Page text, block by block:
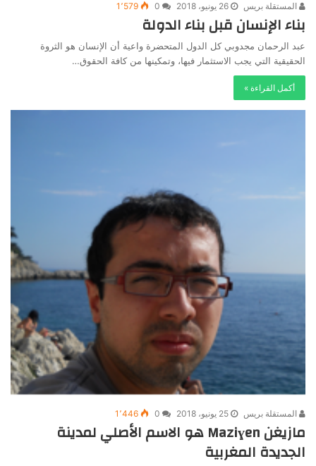
المستقلة بريس 26 يونيو، 2018 0 1٬579
بناء الإنسان قبل بناء الدولة
عبد الرحمان مجدوبي كل الدول المتحضرة واعية أن الإنسان هو الثروة
الحقيقية التي يجب الاستثمار فيها، وتمكينها من كافة الحقوق…
أكمل القراءة »
المستقلة بريس 25 يونيو، 2018 0 1٬446
مازيغن Maziɣen هو الاسم الأصلي لمدينة
الجديدة المغربية